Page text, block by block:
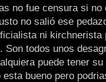
no fue censura si no
no salió ese
ni kirchnerista
todos unos
puede tener
bueno pero